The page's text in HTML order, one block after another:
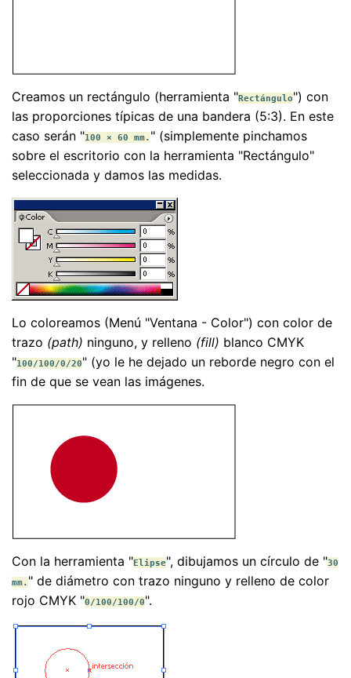
Creamos un rectángulo (herramienta "Rectángulo") con
las proporciones típicas de una bandera (5:3). En este
caso serán "100 × 60 mm. " (simplemente pinchamos
sobre el escritorio con la herramienta "Rectángulo"
seleccionada y damos las medidas.
Lo coloreamos (Menú "Ventana - Color") con color de
trazo (path) ninguno, y relleno (fill) blanco CMYK
"100/100/0/20" (yo le he dejado un reborde negro con el
fin de que se vean las imágenes.
Con la herramienta "Elipse", dibujamos un círculo de "30
mm. " de diámetro con trazo ninguno y relleno de color
rojo CMYK "0/100/100/0".